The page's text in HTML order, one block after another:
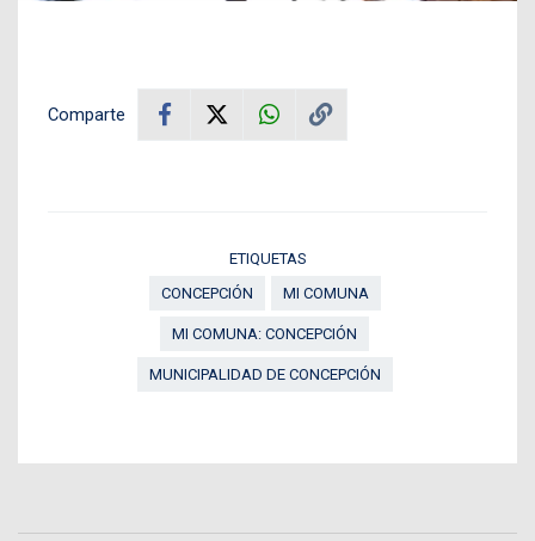
Comparte
ETIQUETAS
CONCEPCIÓN
MI COMUNA
MI COMUNA: CONCEPCIÓN
MUNICIPALIDAD DE CONCEPCIÓN